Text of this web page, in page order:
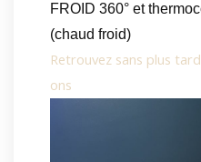
FROID 360° et
(chaud froid)
Retrouvez sans plus
ons